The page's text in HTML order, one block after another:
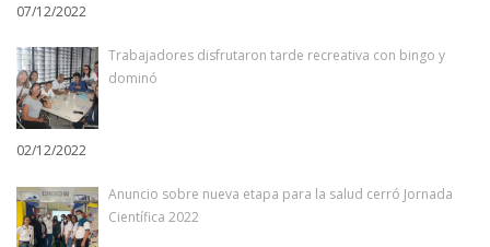
07/12/2022
Trabajadores disfrutaron tarde recreativa con bingo y
dominó
02/12/2022
Anuncio sobre nueva etapa para la salud cerró Jornada
Científica 2022